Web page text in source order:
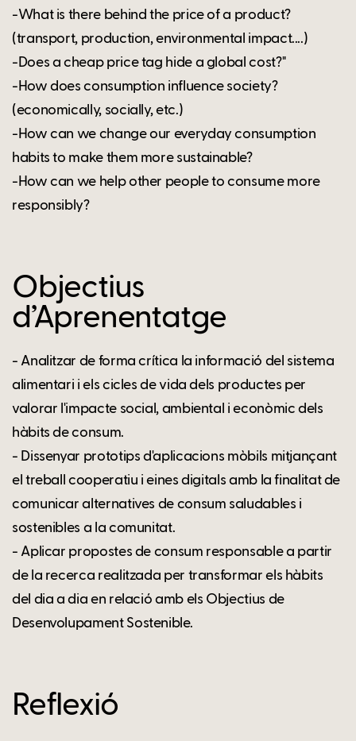
-What is there behind the price of a product?
(transport, production, environmental impact....)
-Does a cheap price tag hide a global cost?"
-How does consumption influence society?
(economically, socially, etc.)
-How can we change our everyday consumption
habits to make them more sustainable?
-How can we help other people to consume more
responsibly?
Objectius
d’Aprenentatge
- Analitzar de forma crítica la informació del sistema
alimentari i els cicles de vida dels productes per
valorar l'impacte social, ambiental i econòmic dels
hàbits de consum.
- Dissenyar prototips d'aplicacions mòbils mitjançant
el treball cooperatiu i eines digitals amb la finalitat de
comunicar alternatives de consum saludables i
sostenibles a la comunitat.
- Aplicar propostes de consum responsable a partir
de la recerca realitzada per transformar els hàbits
del dia a dia en relació amb els Objectius de
Desenvolupament Sostenible.
Reflexió